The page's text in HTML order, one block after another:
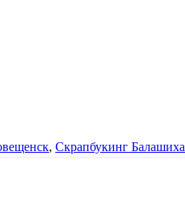
, Скрапбукинг Балашиха